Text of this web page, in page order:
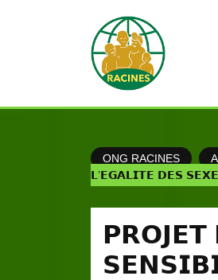
ONG RACINES
𝗟’𝗘𝗚𝗔𝗟𝗜𝗧𝗘 𝗗𝗘𝗦
𝗣𝗥𝗢𝗝𝗘𝗧